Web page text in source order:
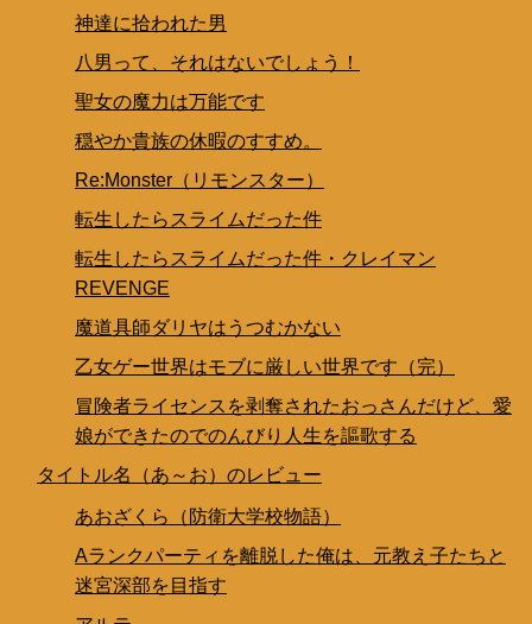
神達に拾われた男
八男って、それはないでしょう！
聖女の魔力は万能です
穏やか貴族の休暇のすすめ。
Re:Monster（リモンスター）
転生したらスライムだった件
転生したらスライムだった件・クレイマン
REVENGE
魔道具師ダリヤはうつむかない
乙女ゲー世界はモブに厳しい世界です（完）
冒険者ライセンスを剥奪されたおっさんだけど、愛
娘ができたのでのんびり人生を謳歌する
タイトル名（あ～お）のレビュー
あおざくら（防衛大学校物語）
Aランクパーティを離脱した俺は、元教え子たちと
迷宮深部を目指す